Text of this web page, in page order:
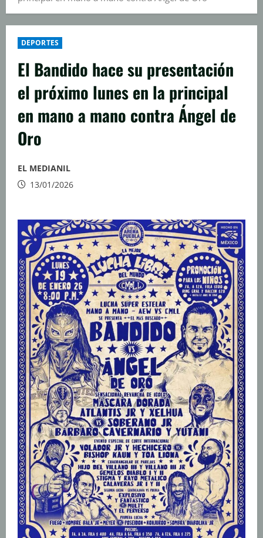
DEPORTES
El Bandido hace su presentación
el próximo lunes en la principal
en mano a mano contra Ángel de
Oro
EL MEDIANIL
13/01/2026